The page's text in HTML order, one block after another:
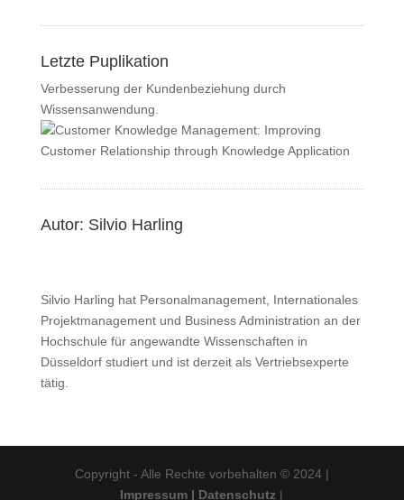
Letzte Puplikation
Verbesserung der Kundenbeziehung durch
Wissensanwendung.
Autor: Silvio Harling
Silvio Harling hat Personalmanagement, Internationales
Projektmanagement und Business Administration an der
Hochschule für angewandte Wissenschaften in
Düsseldorf studiert und ist derzeit als Vertriebsexperte
tätig.
Copyright - Alle Rechte vorbehalten © 2024 |
Impressum | Datenschutz |